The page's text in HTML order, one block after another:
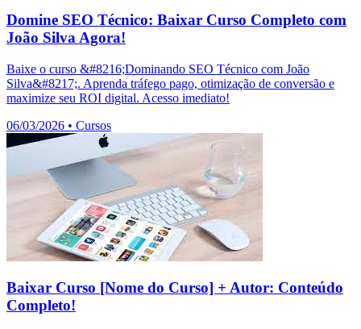
Domine SEO Técnico: Baixar Curso Completo com
João Silva Agora!
Baixe o curso &#8216;Dominando SEO Técnico com João
Silva&#8217;. Aprenda tráfego pago, otimização de conversão e
maximize seu ROI digital. Acesso imediato!
06/03/2026 • Cursos
Baixar Curso [Nome do Curso] + Autor: Conteúdo
Completo!